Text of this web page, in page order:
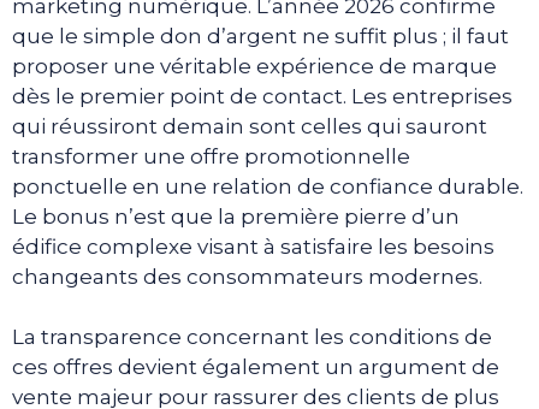
marketing numérique. L’année 2026 confirme
que le simple don d’argent ne suffit plus ; il faut
proposer une véritable expérience de marque
dès le premier point de contact. Les entreprises
qui réussiront demain sont celles qui sauront
transformer une offre promotionnelle
ponctuelle en une relation de confiance durable.
Le bonus n’est que la première pierre d’un
édifice complexe visant à satisfaire les besoins
changeants des consommateurs modernes.
La transparence concernant les conditions de
ces offres devient également un argument de
vente majeur pour rassurer des clients de plus